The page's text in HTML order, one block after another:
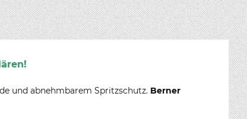
und abnehmbarem Spritzschutz. Berner